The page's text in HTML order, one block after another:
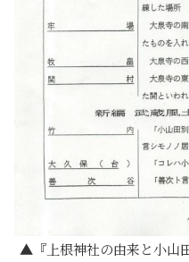
『上根神社の由来と小山